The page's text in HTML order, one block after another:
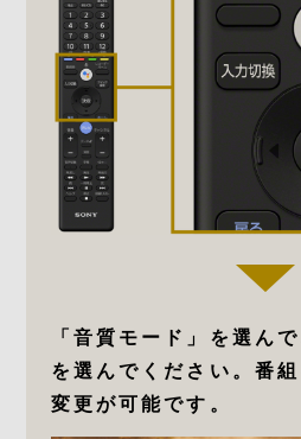
「音質モード」を選ん
を選んでください。番
変更が可能です。